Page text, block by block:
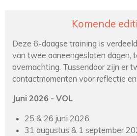
Komende
Deze 6-daagse training is
van twee aaneengesloten dagen,
overnachting. Tussendoor zijn er
contactmomenten voor reflectie
Juni 2026 - VOL
25 & 26 juni 2026
31 augustus & 1 september